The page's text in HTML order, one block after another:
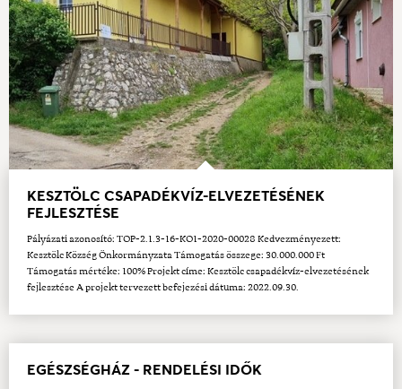
KESZTÖLC CSAPADÉKVÍZ-ELVEZETÉSÉNEK
FEJLESZTÉSE
Pályázati azonosító: TOP-2.1.3-16-KO1-2020-00028 Kedvezményezett:
Kesztölc Község Önkormányzata Támogatás összege: 30.000.000 Ft
Támogatás mértéke: 100% Projekt címe: Kesztölc csapadékvíz-elvezetésének
fejlesztése A projekt tervezett befejezési dátuma: 2022.09.30.
EGÉSZSÉGHÁZ - RENDELÉSI IDŐK